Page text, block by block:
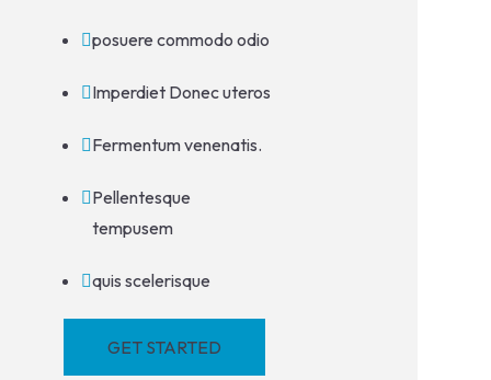
posuere commodo odio
Imperdiet Donec uteros
Fermentum venenatis.
Pellentesque
tempusem
quis scelerisque
GET STARTED